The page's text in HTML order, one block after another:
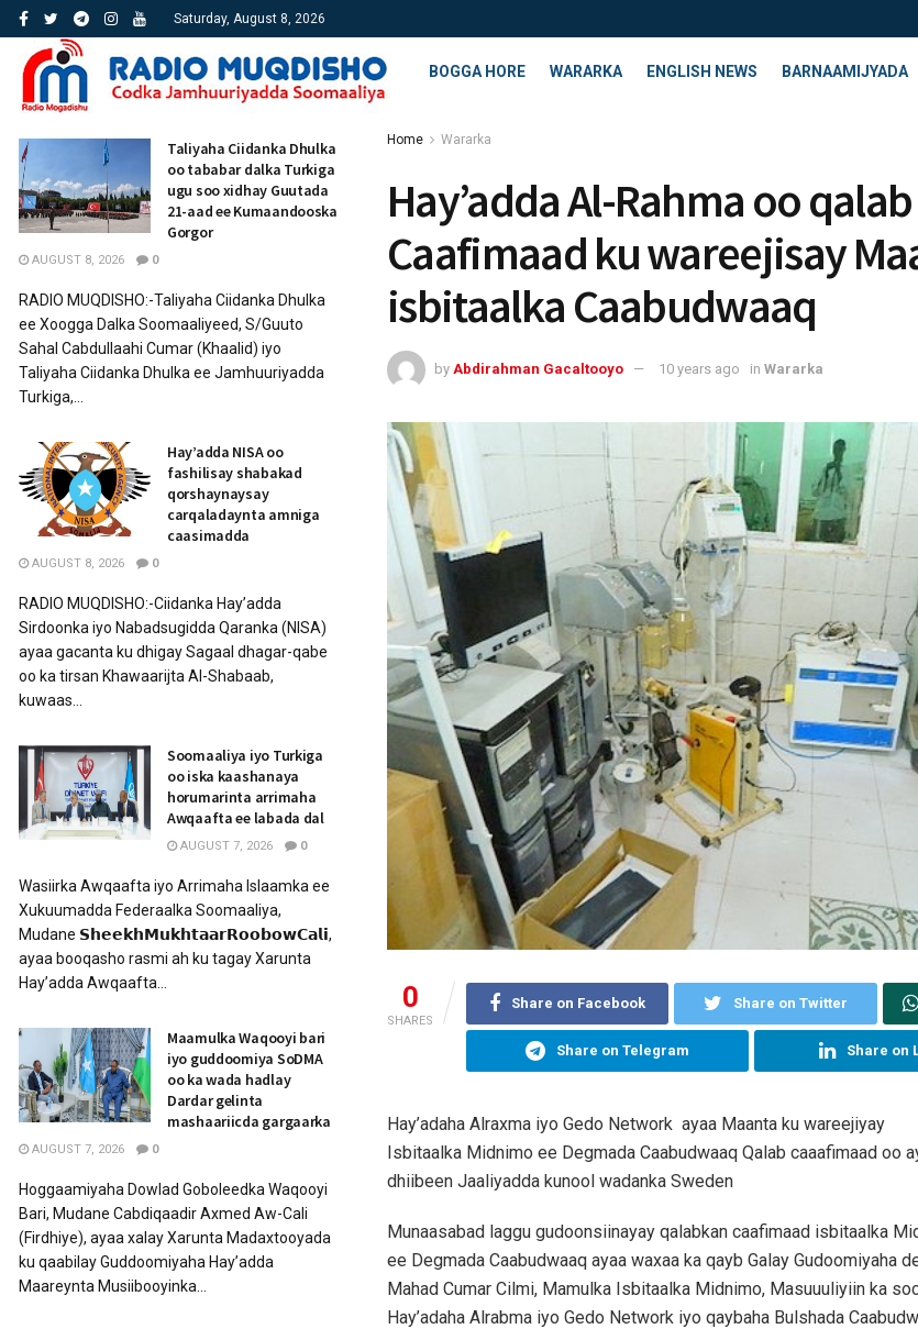
Saturday, August 8, 2026
BOGGA HORE WARARKA ENGLISH NEWS BARNAAMIJYADA
Home Wararka
Hay’adda Al-Rahma oo qalab
Caafimaad ku wareejisay
isbitaalka Caabudwaaq
by Abdirahman Gacaltooyo 10 years ago in Wararka
0
SHARES
Share on Facebook Share on Twitter
Share on Telegram Share on
Hay’adaha Alraxma iyo Gedo Network ayaa Maanta ku wareejiyay
Isbitaalka Midnimo ee Degmada Caabudwaaq Qalab caaafimaad oo
dhiibeen Jaaliyadda kunool wadanka Sweden
Munaasabad laggu gudoonsiinayay qalabkan caafimaad isbitaalka
ee Degmada Caabudwaaq ayaa waxaa ka qayb Galay Gudoomiyaha
Mahad Cumar Cilmi, Mamulka Isbitaalka Midnimo, Masuuuliyiin ka
Hay’adaha Alrabma iyo Gedo Network iyo qaybaha Bulshada
Taliyaha Ciidanka Dhulka
oo tababar dalka Turkiga
ugu soo xidhay Guutada
21-aad ee Kumaandooska
Gorgor
AUGUST 8, 2026 0
RADIO MUQDISHO:-Taliyaha Ciidanka Dhulka
ee Xoogga Dalka Soomaaliyeed, S/Guuto
Sahal Cabdullaahi Cumar (Khaalid) iyo
Taliyaha Ciidanka Dhulka ee Jamhuuriyadda
Turkiga,...
Hay’adda NISA oo
fashilisay shabakad
qorshaynaysay
carqaladaynta amniga
caasimadda
AUGUST 8, 2026 0
RADIO MUQDISHO:-Ciidanka Hay’adda
Sirdoonka iyo Nabadsugidda Qaranka (NISA)
ayaa gacanta ku dhigay Sagaal dhagar-qabe
oo ka tirsan Khawaarijta Al-Shabaab,
kuwaas...
Soomaaliya iyo Turkiga
oo iska kaashanaya
horumarinta arrimaha
Awqaafta ee labada dal
AUGUST 7, 2026 0
Wasiirka Awqaafta iyo Arrimaha Islaamka ee
Xukuumadda Federaalka Soomaaliya,
Mudane 𝗦𝗵𝗲𝗲𝗸𝗵𝗠𝘂𝗸𝗵𝘁𝗮𝗮𝗿𝗥𝗼𝗼𝗯𝗼𝘄𝗖𝗮𝗹𝗶,
ayaa booqasho rasmi ah ku tagay Xarunta
Hay’adda Awqaafta...
Maamulka Waqooyi bari
iyo guddoomiya SoDMA
oo ka wada hadlay
Dardar gelinta
mashaariicda gargaarka
AUGUST 7, 2026 0
Hoggaamiyaha Dowlad Goboleedka Waqooyi
Bari, Mudane Cabdiqaadir Axmed Aw-Cali
(Firdhiye), ayaa xalay Xarunta Madaxtooyada
ku qaabilay Guddoomiyaha Hay’adda
Maareynta Musiibooyinka...